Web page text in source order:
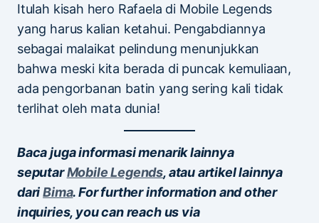
Itulah kisah hero Rafaela di Mobile Legends
yang harus kalian ketahui. Pengabdiannya
sebagai malaikat pelindung menunjukkan
bahwa meski kita berada di puncak kemuliaan,
ada pengorbanan batin yang sering kali tidak
terlihat oleh mata dunia!
Baca juga informasi menarik lainnya
seputarMobile Legends, atau artikel lainnya
dariBima. For further information and other
inquiries, you can reach us via